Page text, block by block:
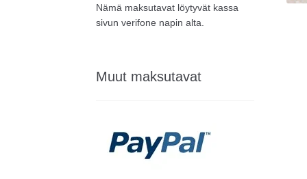
Nämä maksutavat löytyvät kassa
sivun verifone napin alta.
Muut maksutavat